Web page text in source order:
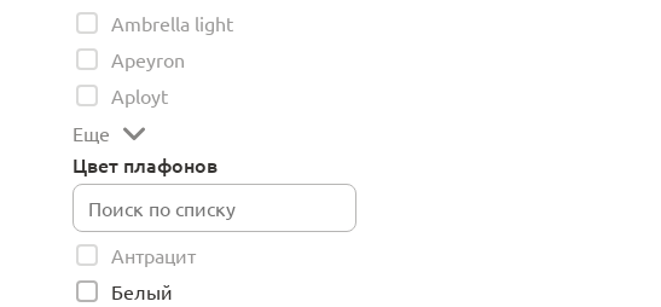
Ambrella light
Apeyron
Aployt
Еще
Цвет плафонов
Антрацит
Белый